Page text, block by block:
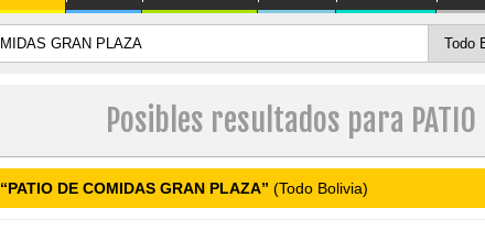
Posibles resultados para PATIO
“PATIO DE COMIDAS GRAN PLAZA” (Todo Bolivia)